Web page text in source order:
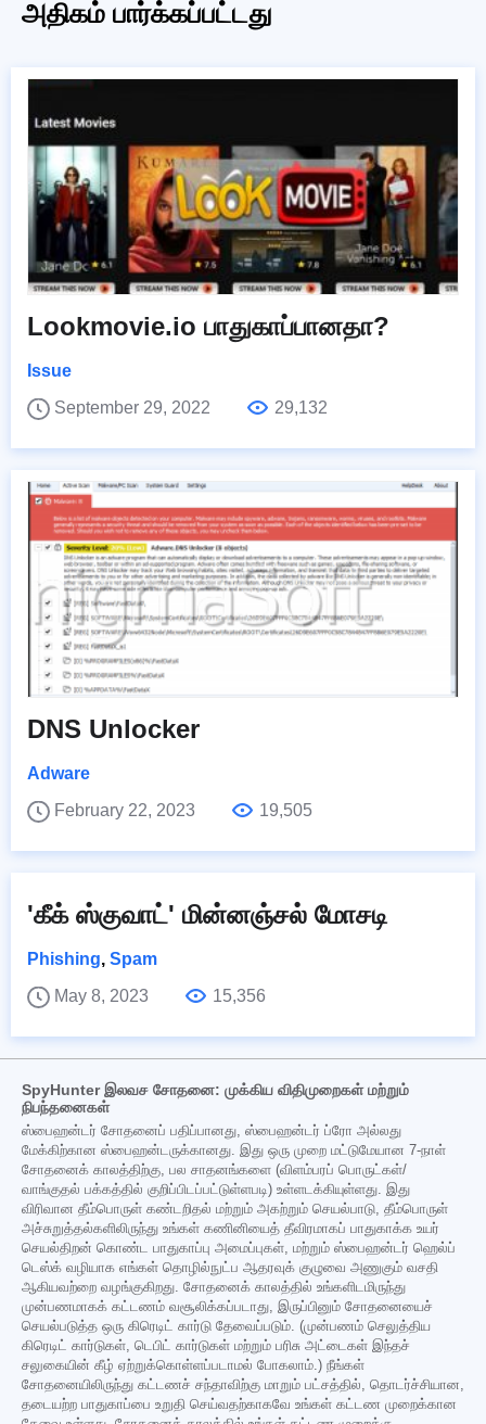
அதிகம் பார்க்கப்பட்டது
Lookmovie.io பாதுகாப்பானதா?
Issue
September 29, 2022
29,132
DNS Unlocker
Adware
February 22, 2023
19,505
'கீக் ஸ்குவாட்' மின்னஞ்சல் மோசடி
Phishing, Spam
May 8, 2023
15,356
SpyHunter இலவச சோதனை: முக்கிய விதிமுறைகள் மற்றும்
நிபந்தனைகள்
ஸ்பைஹன்டர் சோதனைப் பதிப்பானது, ஸ்பைஹன்டர் ப்ரோ அல்லது
மேக்கிற்கான ஸ்பைஹன்டருக்கானது. இது ஒரு முறை மட்டுமேயான 7-நாள்
சோதனைக் காலத்திற்கு, பல சாதனங்களை (விளம்பரப் பொருட்கள்/
வாங்குதல் பக்கத்தில் குறிப்பிடப்பட்டுள்ளபடி) உள்ளடக்கியுள்ளது. இது
விரிவான தீம்பொருள் கண்டறிதல் மற்றும் அகற்றும் செயல்பாடு, தீம்பொருள்
அச்சுறுத்தல்களிலிருந்து உங்கள் கணினியைத் தீவிரமாகப் பாதுகாக்க உயர்
செயல்திறன் கொண்ட பாதுகாப்பு அமைப்புகள், மற்றும் ஸ்பைஹன்டர் ஹெல்ப்
டெஸ்க் வழியாக எங்கள் தொழில்நுட்ப ஆதரவுக் குழுவை அணுகும் வசதி
ஆகியவற்றை வழங்குகிறது. சோதனைக் காலத்தில் உங்களிடமிருந்து
முன்பணமாகக் கட்டணம் வசூலிக்கப்படாது, இருப்பினும் சோதனையைச்
செயல்படுத்த ஒரு கிரெடிட் கார்டு தேவைப்படும். (முன்பணம் செலுத்திய
கிரெடிட் கார்டுகள், டெபிட் கார்டுகள் மற்றும் பரிசு அட்டைகள் இந்தச்
சலுகையின் கீழ் ஏற்றுக்கொள்ளப்படாமல் போகலாம்.) நீங்கள்
சோதனையிலிருந்து கட்டணச் சந்தாவிற்கு மாறும் பட்சத்தில், தொடர்ச்சியான,
தடையற்ற பாதுகாப்பை உறுதி செய்வதற்காகவே உங்கள் கட்டண முறைக்கான